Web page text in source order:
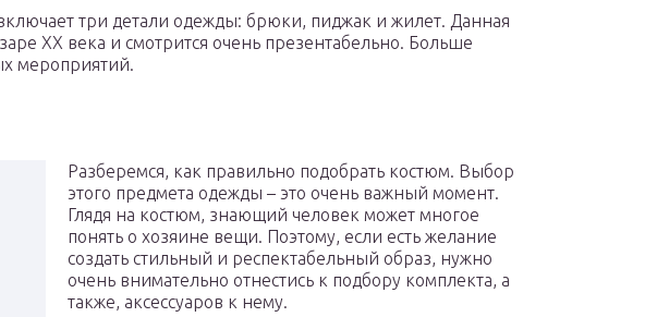
три детали одежды: брюки, пиджак и жилет. Данная
XX века и смотрится очень презентабельно. Больше
мероприятий.
Разберемся, как правильно подобрать костюм. Выбор
этого предмета одежды – это очень важный момент.
Глядя на костюм, знающий человек может многое
понять о хозяине вещи. Поэтому, если есть желание
создать стильный и респектабельный образ, нужно
очень внимательно отнестись к подбору комплекта, а
также, аксессуаров к нему.